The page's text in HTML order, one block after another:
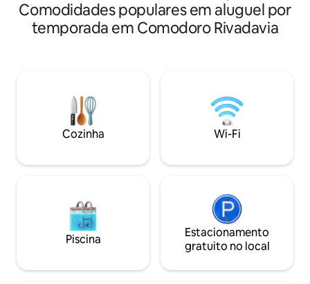
e confortável. As cortinas verticais
permitem regular a passagem da luz
natural e proporcionam uma privacidade
com cama de
colchões de alta
plana no andar
Aquecimento por
com
Comodidades populares em aluguel por
temporada em Comodoro Rivadavia
Cozinha Wi-Fi
Piscina
Estacionamento
gratuito no local